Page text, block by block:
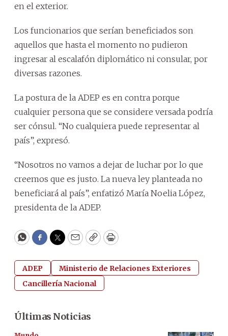
en el exterior.
Los funcionarios que serían beneficiados son
aquellos que hasta el momento no pudieron
ingresar al escalafón diplomático ni consular, por
diversas razones.
La postura de la ADEP es en contra porque
cualquier persona que se considere versada podría
ser cónsul. “No cualquiera puede representar al
país”, expresó.
“Nosotros no vamos a dejar de luchar por lo que
creemos que es justo. La nueva ley planteada no
beneficiará al país”, enfatizó María Noelia López,
presidenta de la ADEP.
WhatsApp
Facebook
Twitter
EmailCopyPrint
ADEP
Ministerio de Relaciones Exteriores
Cancillería Nacional
Últimas Noticias